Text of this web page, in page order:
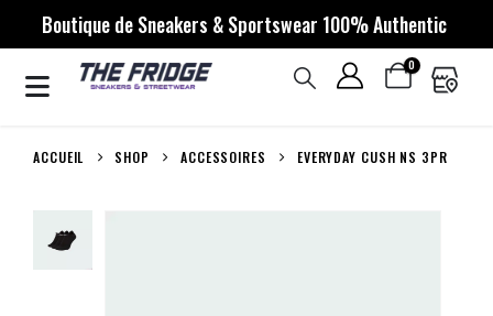
Boutique de Sneakers & Sportswear 100% Authentic
0
ACCUEIL SHOP ACCESSOIRES EVERYDAY CUSH NS 3PR